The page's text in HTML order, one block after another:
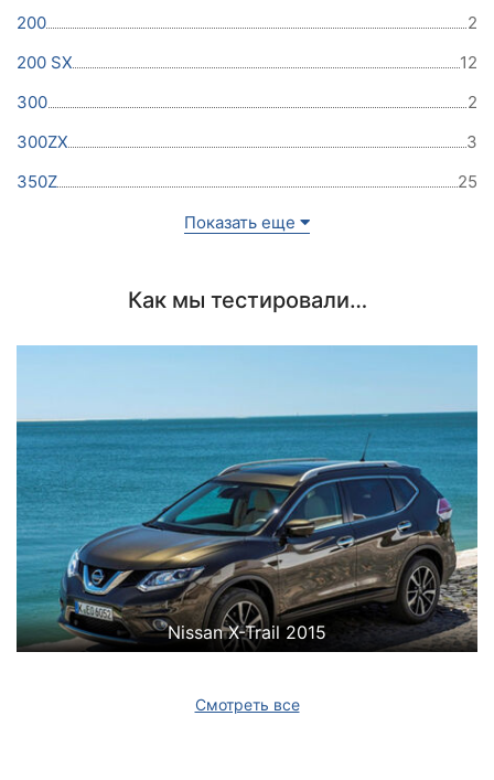
200
2
200 SX
12
300
2
300ZX
3
350Z
25
Показать еще
Как мы тестировали…
Nissan X-Trail 2015
Смотреть все